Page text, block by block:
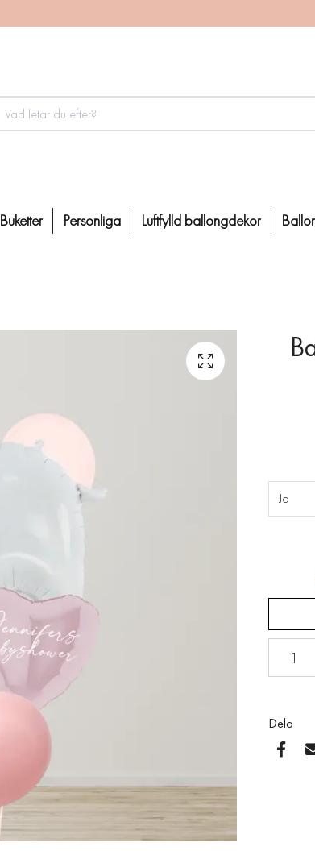
Buketter Personliga Luftfylld ballongdekor
Ja
Dela